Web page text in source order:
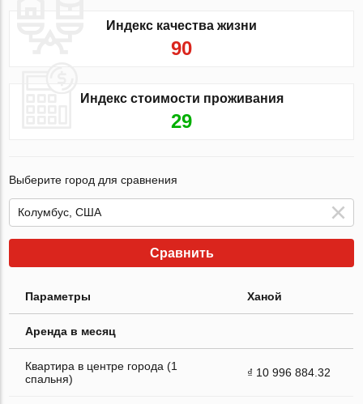
Индекс качества жизни
90
Индекс стоимости проживания
29
Выберите город для сравнения
Сравнить
Параметры Ханой
Аренда в месяц
Квартира в центре города (1
спальня)
₫ 10 996 884.32